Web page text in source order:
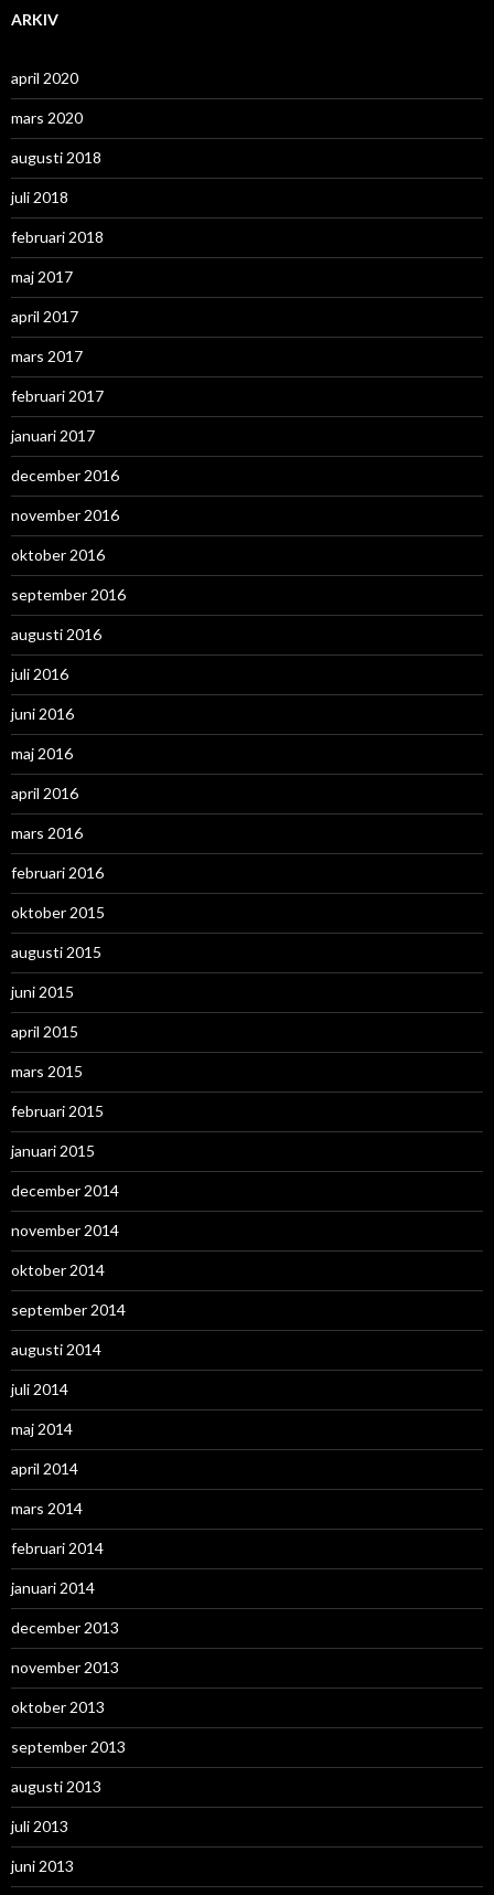
ARKIV
april 2020
mars 2020
augusti 2018
juli 2018
februari 2018
maj 2017
april 2017
mars 2017
februari 2017
januari 2017
december 2016
november 2016
oktober 2016
september 2016
augusti 2016
juli 2016
juni 2016
maj 2016
april 2016
mars 2016
februari 2016
oktober 2015
augusti 2015
juni 2015
april 2015
mars 2015
februari 2015
januari 2015
december 2014
november 2014
oktober 2014
september 2014
augusti 2014
juli 2014
maj 2014
april 2014
mars 2014
februari 2014
januari 2014
december 2013
november 2013
oktober 2013
september 2013
augusti 2013
juli 2013
juni 2013